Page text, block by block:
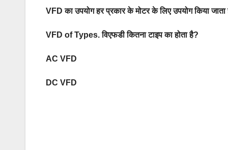
VFD का उपयोग हर प्रकार के मोटर के लिए उपयोग किया
VFD of Types. विएफडी कितना टाइप का होता है?
AC VFD
DC VFD